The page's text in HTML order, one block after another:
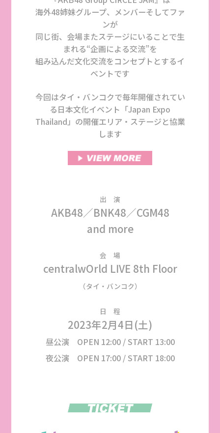
海外48姉妹グループ、メンバーそしてファ
ンが
同じ街、会場またステージにいることで生
まれる“企画による交流”を
組み込んだ文化交流をコンセプトとするイ
ベントです
今回はタイ・バンコクで毎年開催されてい
る日本文化イベント「Japan Expo
Thailand」の開催エリア・ステージと協業
します
出 演
AKB48／BNK48／CGM48
and more
会 場
centralwOrld LIVE 8th Floor
（タイ・バンコク）
日 程
2023年2月4日(土)
昼公演 OPEN 12:00 / START 13:00
夜公演 OPEN 17:00 / START 18:00